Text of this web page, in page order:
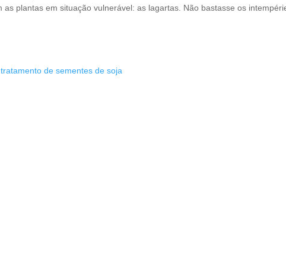
plantas em situação vulnerável: as lagartas. Não bastasse os